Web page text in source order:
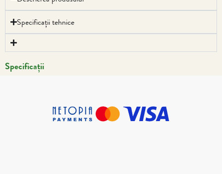
Specificații tehnice
Specificații